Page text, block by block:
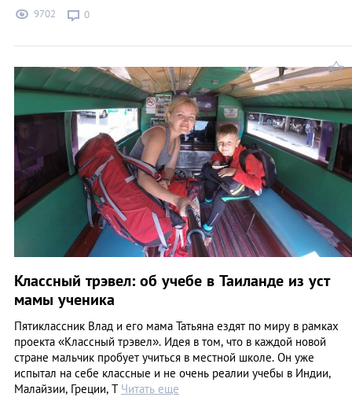
9702 0
Классный трэвел: об учебе в Таиланде из уст
мамы ученика
Пятиклассник Влад и его мама Татьяна ездят по миру в рамках
проекта «Классный трэвел». Идея в том, что в каждой новой
стране мальчик пробует учиться в местной школе. Он уже
испытал на себе классные и не очень реалии учебы в Индии,
Малайзии, Греции, Т Читать еще